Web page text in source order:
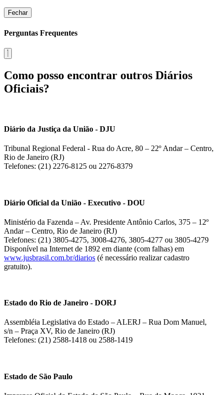
Fechar
Perguntas Frequentes
Como posso encontrar outros Diários
Oficiais?
Diário da Justiça da União - DJU
Tribunal Regional Federal - Rua do Acre, 80 – 22º Andar – Centro,
Rio de Janeiro (RJ)
Telefones: (21) 2276-8125 ou 2276-8379
Diário Oficial da União - Executivo - DOU
Ministério da Fazenda – Av. Presidente Antônio Carlos, 375 – 12º
Andar – Centro, Rio de Janeiro (RJ)
Telefones: (21) 3805-4275, 3008-4276, 3805-4277 ou 3805-4279
Disponível na Internet de 1892 em diante (com falhas) em
www.jusbrasil.com.br/diarios (é necessário realizar cadastro
gratuito).
Estado do Rio de Janeiro - DORJ
Assembléia Legislativa do Estado – ALERJ – Rua Dom Manuel,
s/n – Praça XV, Rio de Janeiro (RJ)
Telefones: (21) 2588-1418 ou 2588-1419
Estado de São Paulo